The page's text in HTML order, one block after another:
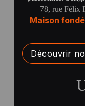
78, rue Félix
Maison
Découvrir